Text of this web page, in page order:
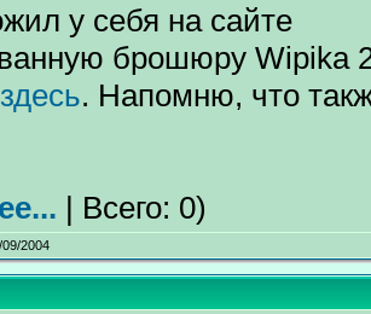
у себя на сайте
брошюру Wipika
здесь. Напомню, что
| Всего: 0)
09/2004